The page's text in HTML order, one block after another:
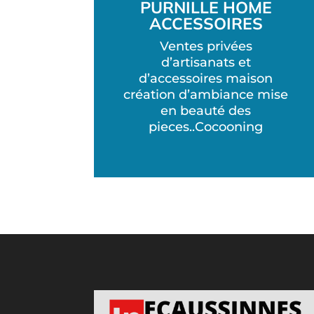
PURNILLE HOME
ACCESSOIRES
Ventes privées
d’artisanats et
d’accessoires maison
création d’ambiance mise
en beauté des
pieces..Cocooning